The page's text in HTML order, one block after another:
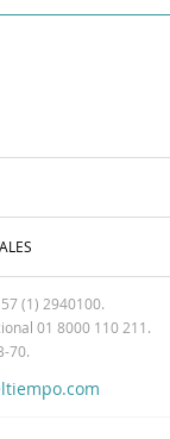
(1) 2940100.
01 8000 110 211.
70.